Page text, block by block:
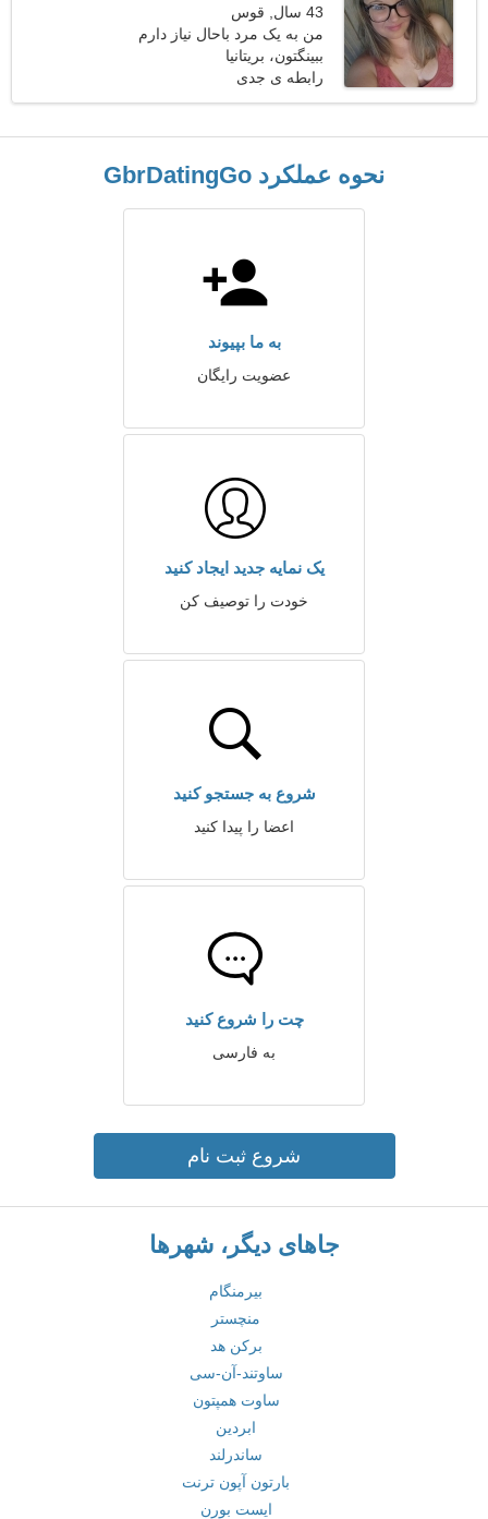
43 سال, قوس
من به یک مرد باحال نیاز دارم
که با هم راه برویم
ببینگتون، بریتانیا
رابطه ی جدی
نحوه عملکرد GbrDatingGo
به ما بپیوند
عضویت رایگان
یک نمایه جدید ایجاد کنید
خودت را توصیف کن
شروع به جستجو کنید
اعضا را پیدا کنید
چت را شروع کنید
به فارسی
شروع ثبت نام
جاهای دیگر، شهرها
بیرمنگام
منچستر
برکن هد
ساوتند-آن-سی
ساوت همپتون
ابردین
ساندرلند
بارتون آپون ترنت
ایست بورن